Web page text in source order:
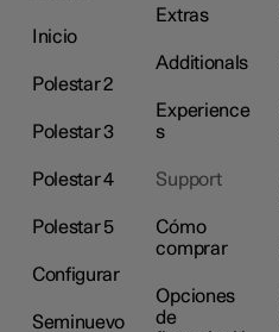
Inicio
Polestar 2
Polestar 3
Polestar 4
Polestar 5
Configurar
Seminuevo
Extras
Additionals
Experience
s
Support
Cómo
comprar
Opciones
de